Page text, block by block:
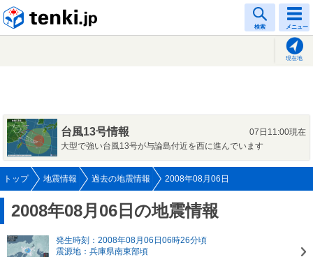
検索 メニュー
現在地
台風13号情報
07日11:00現在
大型で強い台風13号が与論島付近を西に進んでいます
トップ 地震情報 過去の地震情報 2008年08月06日
2008年08月06日の地震情報
発生時刻：2008年08月06日06時26分頃
震源地：兵庫県南東部頃